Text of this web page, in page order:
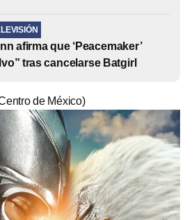
afirma que ‘Peacemaker’
tras cancelarse Batgirl
de México)